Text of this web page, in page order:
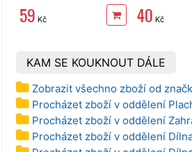
59 Kč 40 Kč
KAM SE KOUKNOUT DÁLE
Zobrazit všechno zboží od
Procházet zboží v oddělení
Procházet zboží v oddělení
Procházet zboží v oddělení